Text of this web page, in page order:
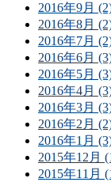
2016年9月
2016年8月
2016年7月
2016年6月
2016年5月
2016年4月
2016年3月
2016年2月
2016年1月
2015年12月
2015年11月